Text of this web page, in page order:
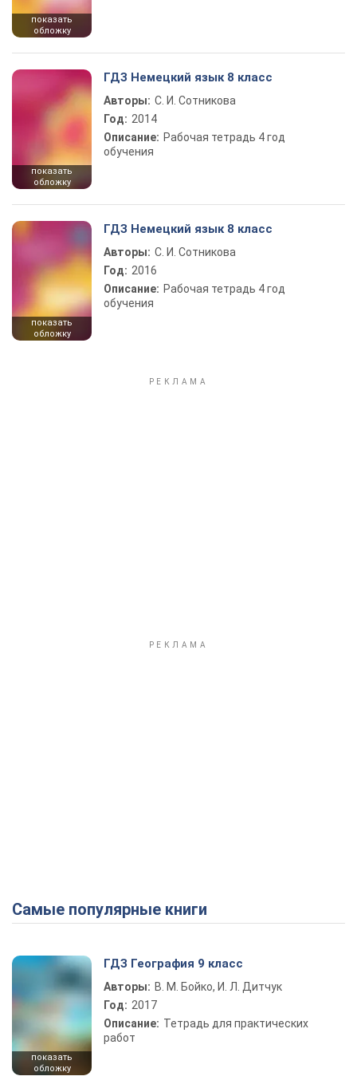
показать
обложку
показать
обложку
ГДЗ Немецкий язык 8 класс
Авторы: С. И. Сотникова
Год: 2014
Описание: Рабочая тетрадь 4 год
обучения
показать
обложку
ГДЗ Немецкий язык 8 класс
Авторы: С. И. Сотникова
Год: 2016
Описание: Рабочая тетрадь 4 год
обучения
Самые популярные книги
показать
обложку
ГДЗ География 9 класс
Авторы: В. М. Бойко, И. Л. Дитчук
Год: 2017
Описание: Тетрадь для практических
работ